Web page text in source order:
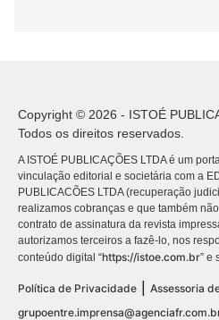
Copyright © 2026 - ISTOÉ
Todos os direitos reservados.
A ISTOÉ PUBLICAÇÕES LTDA é um
vinculação editorial e societária com a
PUBLICACÕES LTDA (recuperação
realizamos cobranças e que também
contrato de assinatura da revista
autorizamos terceiros a fazê-lo, nos
conteúdo digital “https://istoe.com.br” e
Política de Privacidade
Assessoria